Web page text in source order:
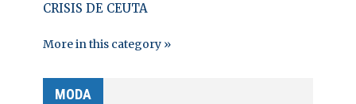
CRISIS DE CEUTA
More in this category »
MODA